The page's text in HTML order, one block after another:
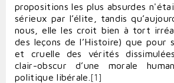
propositions les plus absurdes
sérieux par l’élite, tandis
nous, elle les croit bien à tort
des leçons de l’Histoire) que pour
et cruelle des vérités
clair-obscur d’une morale
politique libérale. [1]